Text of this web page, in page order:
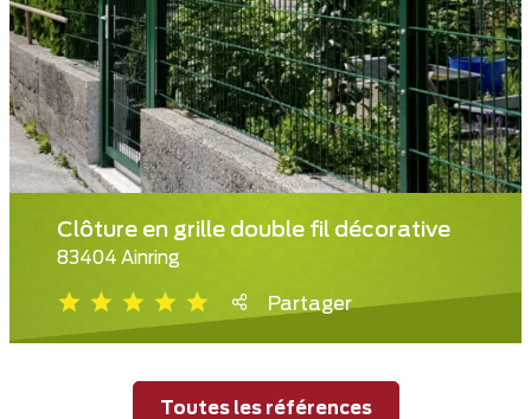
Clôture en grille double fil décorative
83404 Ainring
Partager
Toutes les références